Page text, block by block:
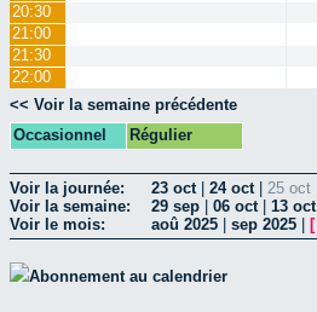
20:30
21:00
21:30
22:00
<< Voir la semaine précédente
Occasionnel
Régulier
Voir la journée: 23 oct 24 oct 25 oct
Voir la semaine:
29 sep 06 oct 13 oct
Voir le mois:
aoû 2025 sep 2025 [
Abonnement au calendrier